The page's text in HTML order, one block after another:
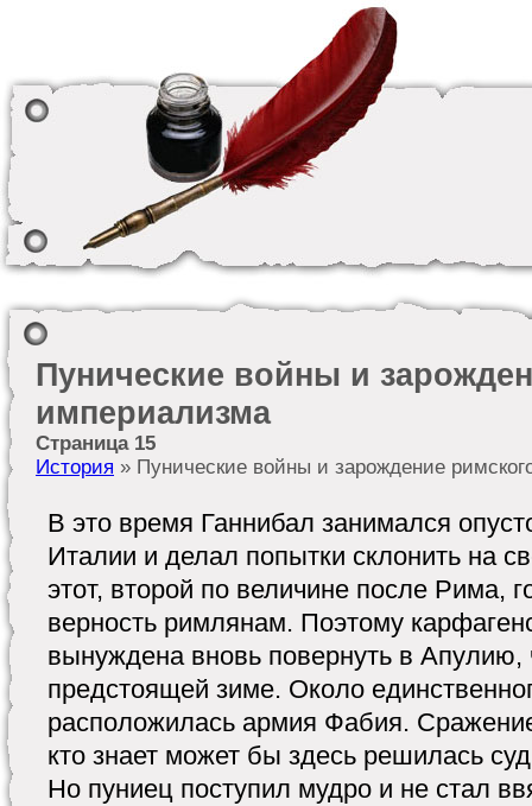
Пунические войны и
империализма
Страница 15
История » Пунические войны и зарождение
В это время Ганнибал занимался
Италии и делал попытки склонить на
этот, второй по величине после Рима,
верность римлянам. Поэтому
вынуждена вновь повернуть в Апулию,
предстоящей зиме. Около
расположилась армия Фабия.
кто знает может бы здесь решилась
Но пуниец поступил мудро и не стал